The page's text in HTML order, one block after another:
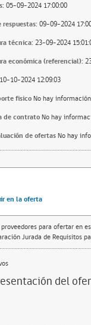
05-09-2024 17:00:00
09-09-2024
técnica: 23-09-2024
económica (referencial):
10-10-2024 12:09:03
fisicoNo hay información
de contratoNo hay
de ofertasNo hay
en la oferta
para ofertar en
Jurada de Requisitos
del